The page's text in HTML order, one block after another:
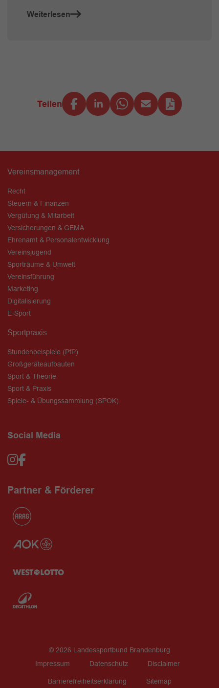
Weiterlesen
Teilen
Vereinsmanagement
Recht
Steuern & Finanzen
Vergütung & Mitarbeit
Versicherungen & GEMA
Ehrenamt & Personalentwicklung
Vereinsjugend
Sporträume & Umwelt
Vereinsführung
Marketing
Digitalisierung
E-Sport
Sportpraxis
Stundenbeispiele (PfP)
Großgeräteaufbauten
Sport & Theorie
Sport & Praxis
Spiele- & Übungssammlung (SPOK)
Social Media
Partner & Förderer
© 2026 Landessportbund Brandenburg
Impressum
Datenschutz Disclaimer
Barrierefreiheitserklärung Sitemap